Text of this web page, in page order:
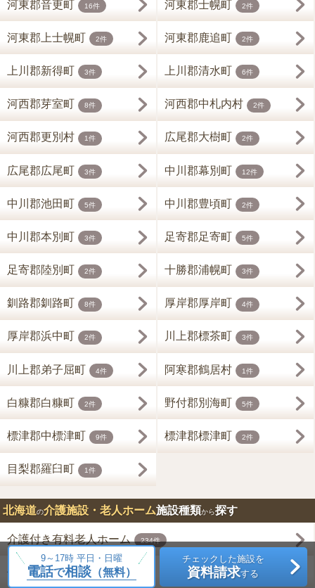
9～17時 平日・日曜
電話で相談（無料）
チェックした施設を
資料請求する
河東郡音更町 16件 河東郡士幌町 2件
河東郡上士幌町 2件 河東郡鹿追町 2件
上川郡新得町 3件 上川郡清水町 6件
河西郡芽室町 8件 河西郡中札内村 2件
河西郡更別村 1件 広尾郡大樹町 2件
広尾郡広尾町 3件 中川郡幕別町 12件
中川郡池田町 5件 中川郡豊頃町 2件
中川郡本別町 3件 足寄郡足寄町 5件
足寄郡陸別町 2件 十勝郡浦幌町 3件
釧路郡釧路町 8件 厚岸郡厚岸町 4件
厚岸郡浜中町 2件 川上郡標茶町 3件
川上郡弟子屈町 4件 阿寒郡鶴居村 1件
白糠郡白糠町 2件 野付郡別海町 5件
標津郡中標津町 9件 標津郡標津町 2件
目梨郡羅臼町 1件
北海道の介護施設・老人ホーム施設種類から探す
介護付き有料老人ホーム 234件
住宅型有料老人ホーム 40件